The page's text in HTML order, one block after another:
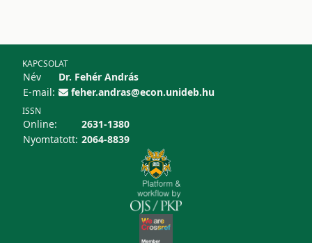
KAPCSOLAT
Név
Dr. Fehér András
E-mail:
feher.andras@econ.unideb.hu
ISSN
Online:
2631-1380
Nyomtatott: 2064-8839